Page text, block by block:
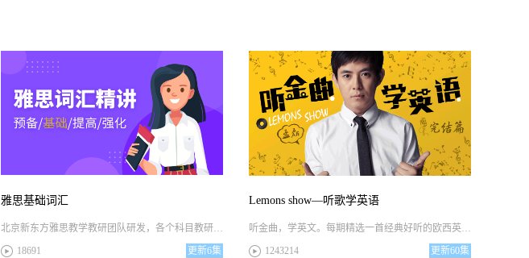
If I Don't Have You
Heartbeat Song
I'd rather go blind
雅思基础词汇
北京新东方雅思教学教研团队研发，各个科⽬教研组长、培训师负责全部研发任务。配合词书《雅思基础词汇》，结合雅思考点，帮助学员背记词汇，为雅思学习做好准备。
18691
更新6集
Lemons show—听歌学英语
听金曲，学英文。每期精选一首经典好听的欧西英文金曲，同时分享歌曲的创作背景，歌词的深刻涵义以及歌中精彩的英语语言点，让大家在轻松愉快的氛围中边听边学。
1243214
更新60集